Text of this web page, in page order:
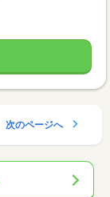
次のページへ